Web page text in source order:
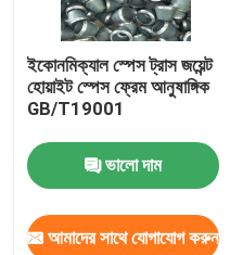
ইকোনমিক্যাল স্পেস ট্রাস জয়েন্ট
হোয়াইট স্পেস ফ্রেম আনুষাঙ্গিক
GB/T19001
ভালো দাম
আমাদের সাথে যোগাযোগ করুন